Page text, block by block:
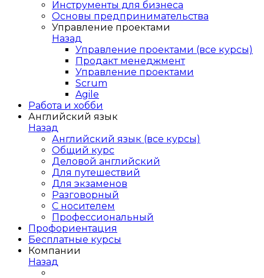
Инструменты для бизнеса
Основы предпринимательства
Управление проектами
Назад
Управление проектами (все курсы)
Продакт менеджмент
Управление проектами
Scrum
Agile
Работа и хобби
Английский язык
Назад
Английский язык (все курсы)
Общий курс
Деловой английский
Для путешествий
Для экзаменов
Разговорный
С носителем
Профессиональный
Профориентация
Бесплатные курсы
Компании
Назад